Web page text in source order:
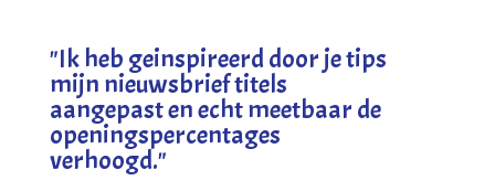
"Ik heb geinspireerd door je tips
mijn nieuwsbrief titels
aangepast en echt meetbaar de
openingspercentages
verhoogd."